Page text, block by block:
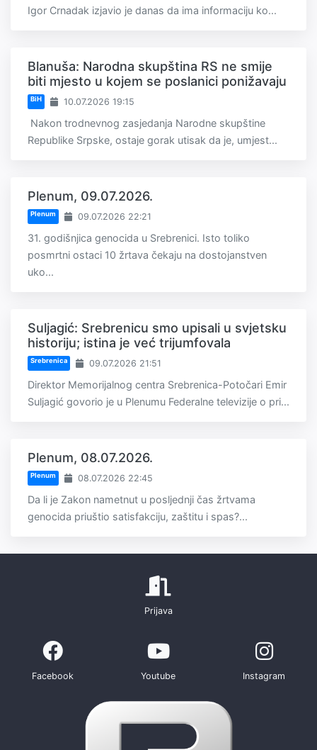
Igor Crnadak izjavio je danas da ima informaciju ko...
Blanuša: Narodna skupština RS ne smije
biti mjesto u kojem se poslanici ponižavaju
BiH 10.07.2026 19:15
Nakon trodnevnog zasjedanja Narodne skupštine
Republike Srpske, ostaje gorak utisak da je, umjest...
Plenum, 09.07.2026.
Plenum 09.07.2026 22:21
31. godišnjica genocida u Srebrenici. Isto toliko
posmrtni ostaci 10 žrtava čekaju na dostojanstven
uko...
Suljagić: Srebrenicu smo upisali u svjetsku
historiju; istina je već trijumfovala
Srebrenica 09.07.2026 21:51
Direktor Memorijalnog centra Srebrenica-Potočari Emir
Suljagić govorio je u Plenumu Federalne televizije o pri...
Plenum, 08.07.2026.
Plenum 08.07.2026 22:45
Da li je Zakon nametnut u posljednji čas žrtvama
genocida priuštio satisfakciju, zaštitu i spas?...
Prijava
Facebook Youtube Instagram